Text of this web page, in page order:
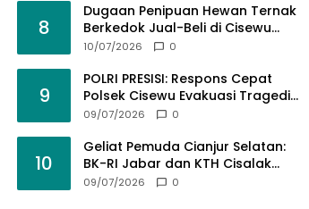
Bermartabat
8
Dugaan Penipuan Hewan Ternak
Berkedok Jual-Beli di Cisewu
Garut: Ratusan Juta Rupiah Raib,
Tangan
10/07/2026 0
9
POLRI PRESISI: Respons Cepat
Polsek Cisewu Evakuasi Tragedi
Gantung Diri, Kedepankan
Demi Jaga Marwah Negara
09/07/2026 0
10
Geliat Pemuda Cianjur Selatan:
BK-RI Jabar dan KTH Cisalak
Cidaun Dobrak Potensi Wisata
09/07/2026 0